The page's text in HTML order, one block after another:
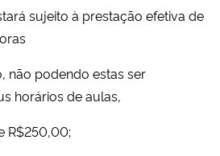
sujeito à prestação efetiva de
não podendo estas ser
horários de aulas,
R$250,00;